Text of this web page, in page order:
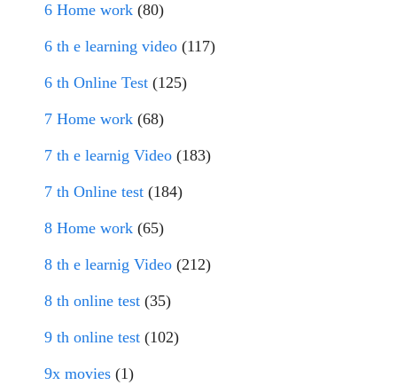
6 Home work (80)
6 th e learning video (117)
6 th Online Test (125)
7 Home work (68)
7 th e learnig Video (183)
7 th Online test (184)
8 Home work (65)
8 th e learnig Video (212)
8 th online test (35)
9 th online test (102)
9x movies (1)